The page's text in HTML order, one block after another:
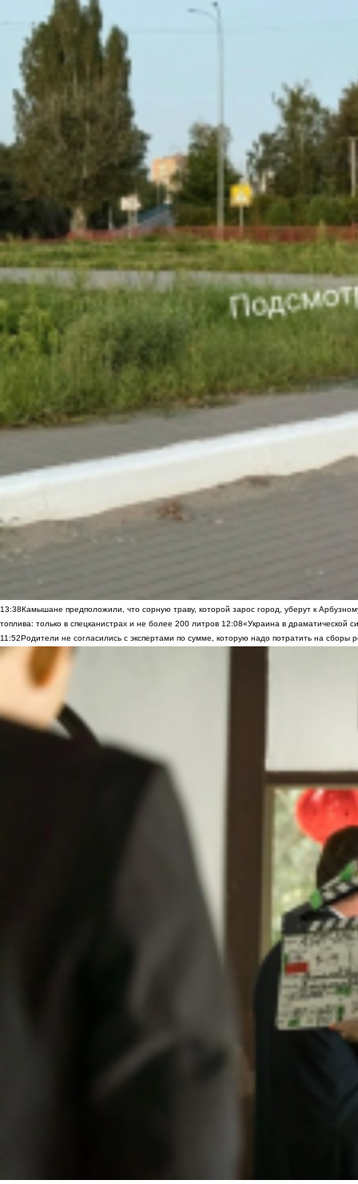
13:38Камышане предположили, что сорную траву, которой зарос город, уберут к
топлива: только в спецканистрах и не более 200 литров 12:08«Украина в драматической
11:52Родители не согласились с экспертами по сумме, которую надо потратить на сборы